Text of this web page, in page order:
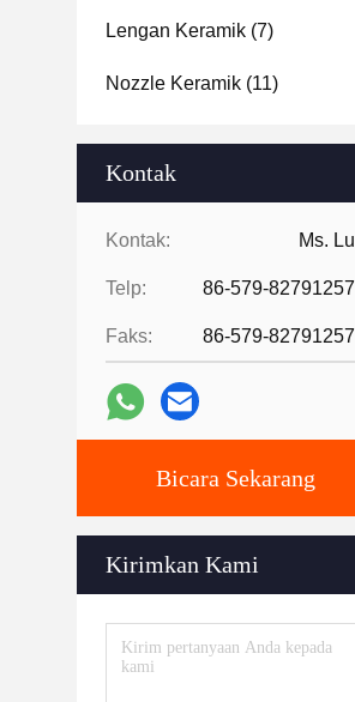
Lengan Keramik (7)
Nozzle Keramik (11)
Kontak
Kontak: Ms. Lu
Telp: 86-579-82791257
Faks: 86-579-82791257
Bicara Sekarang
Kirimkan Kami